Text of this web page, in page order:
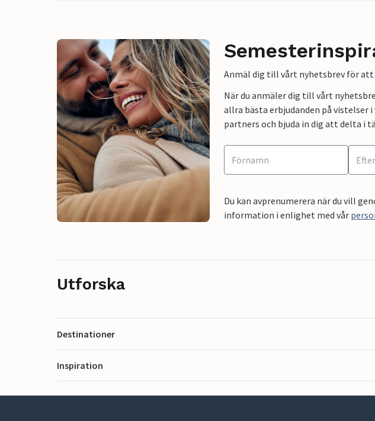
Anmäl dig till vårt nyhetsbrev för
När du anmäler dig till vårt
allra bästa erbjudanden på vistelser
partners och bjuda in dig att delta i
Du kan avprenumerera när du vill
information i enlighet med vår
Utforska
Destinationer
Inspiration